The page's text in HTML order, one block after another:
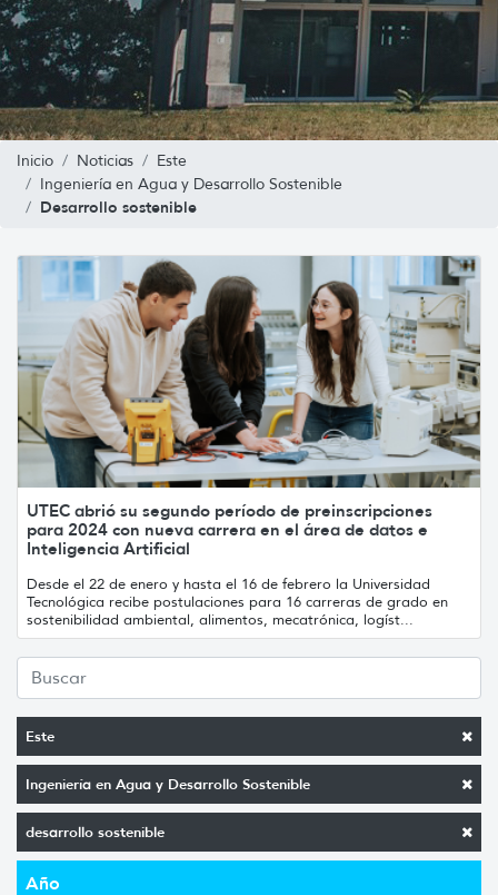
Inicio Noticias
Este
Ingeniería en Agua y Desarrollo Sostenible
Desarrollo sostenible
Este
Ingeniería en Agua y Desarrollo Sostenible
desarrollo sostenible
Año
UTEC abrió su segundo período de preinscripciones
para 2024 con nueva carrera en el área de datos e
Inteligencia Artificial
Desde el 22 de enero y hasta el 16 de febrero la Universidad
Tecnológica recibe postulaciones para 16 carreras de grado en
sostenibilidad ambiental, alimentos, mecatrónica, logíst...